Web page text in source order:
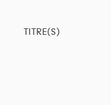
TITRE(S)